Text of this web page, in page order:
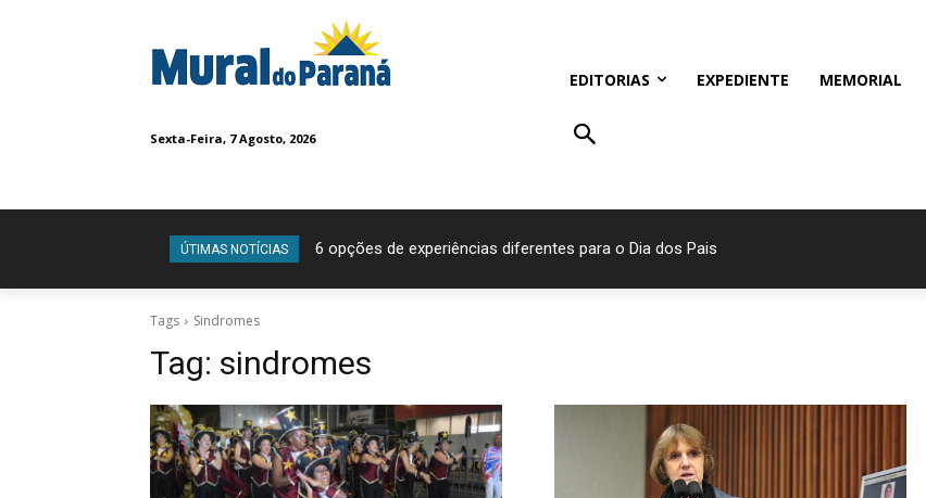
Sexta-Feira, 7 Agosto, 2026
EDITORIAS EXPEDIENTE MEMORIAL
ÚTIMAS NOTÍCIAS 6 opções de experiências diferentes para o Dia dos Pais
Tags Sindromes
Tag: sindromes